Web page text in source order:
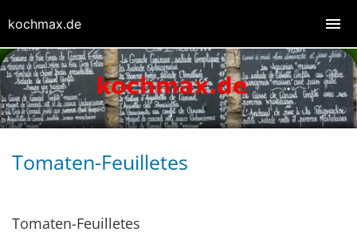
Tomaten-Feuilletes
Tomaten-Feuilletes
kochmax.de